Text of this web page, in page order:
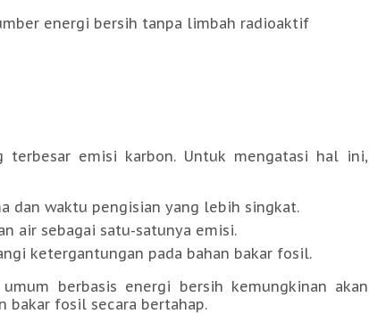
energi bersih tanpa limbah radioaktif
terbesar emisi karbon. Untuk mengatasi hal ini,
dan waktu pengisian yang lebih singkat.
air sebagai satu-satunya emisi.
ketergantungan pada bahan bakar fosil.
berbasis energi bersih kemungkinan akan
bakar fosil secara bertahap.